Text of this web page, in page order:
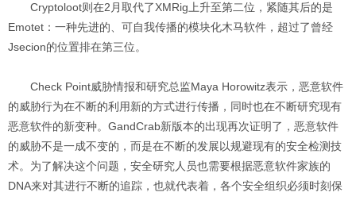
Cryptoloot则在2月取代了XMRig上升至第二位，紧随其后的是
Emotet：一种先进的、可自我传播的模块化木马软件，超过了曾经
Jsecion的位置排在第三位。
Check Point威胁情报和研究总监Maya Horowitz表示，恶意软件
的威胁行为在不断的利用新的方式进行传播，同时也在不断研究现有
恶意软件的新变种。GandCrab新版本的出现再次证明了，恶意软件
的威胁不是一成不变的，而是在不断的发展以规避现有的安全检测技
术。为了解决这个问题，安全研究人员也需要根据恶意软件家族的
DNA来对其进行不断的追踪，也就代表着，各个安全组织必须时刻保